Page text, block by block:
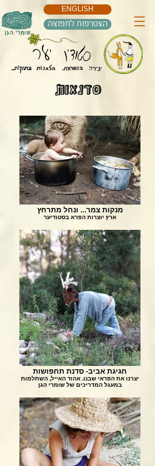
הצטרפות לתפוצה
ENGLISH
סדנאות
מנקות צמר... ונחל מתרחץ
ארץ יוצרות הפרא בסטודיער
חגיגת אביב- סדנת תחפושות
יצרנו את הפראי שבנו. אהוד האייל, השתלמות
במעגל המדריכים של שומרי הגן